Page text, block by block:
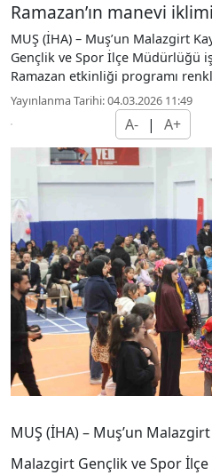
Ramazan’ın manevi
MUŞ (İHA) – Muş’un Malazgirt
Gençlik ve Spor İlçe Müdürlüğü
Ramazan etkinliği programı
Yayınlanma Tarihi: 04.03.2026 11:49
A- | A+
MUŞ (İHA) – Muş’un
Malazgirt Gençlik ve Spor